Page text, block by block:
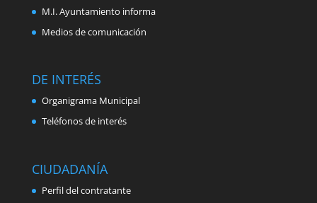
M.I. Ayuntamiento informa
Medios de comunicación
DE INTERÉS
Organigrama Municipal
Teléfonos de interés
CIUDADANÍA
Perfil del contratante